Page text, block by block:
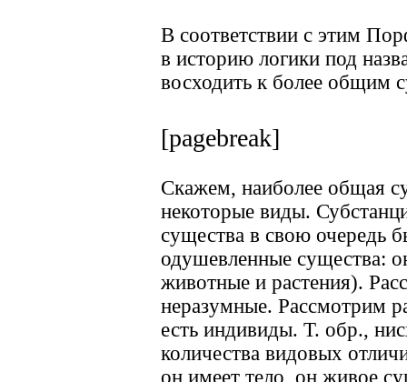
В соответствии с этим
в историю логики под
восходить к более общим
[pagebreak]
Скажем, наиболее общая
некоторые виды.
существа в свою очередь
одушевленные существа:
животные и растения).
неразумные. Рассмотрим
есть индивиды. Т. обр.,
количества видовых
он имеет тело, он живое